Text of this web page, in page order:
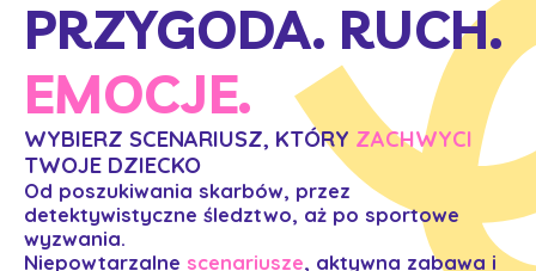
PRZYGODA. RUCH.
EMOCJE.
WYBIERZ SCENARIUSZ, KTÓRY ZACHWYCI
TWOJE DZIECKO
Od poszukiwania skarbów, przez
detektywistyczne śledztwo, aż po sportowe
wyzwania.
Niepowtarzalne scenariusze, aktywna zabawa i